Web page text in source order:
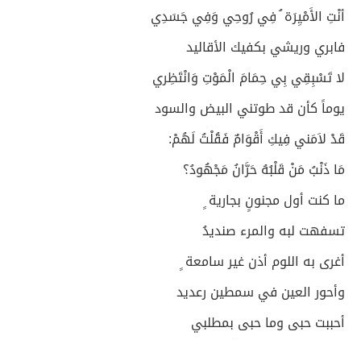
أنْتِ الأَمْيِرَة ُ فِي رُوحِي وَفِي جَسَدِي
فابري وريشي بكفيك الأقاليد
لا تَسْبِقِي بِي حِمَامَ الْمَوْتِ وَانْتَظِري
يوماً كأن قد طوتني البيض والسود
قَدْ لاَمَني فِيكِ أَقْوَامٌ فَقُلْتُ لَهُمْ:
مَا ذَنْبُ مَنْ قَلْبُهُ حَرَّانُ مَجْهُودُ؟
ما كنت أول مجنونٍ بجارية ٍ
تسفهت لبه والمرء صنديدُ
أغرى به اللوم أذن غير سامعة ٍ
وأحور العين في سمطين رعديد
أحببت حبى وما حبى بمطلبي